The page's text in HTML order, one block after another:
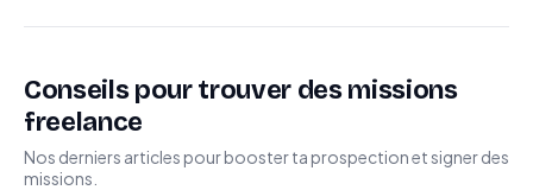
Conseils pour trouver des missions
freelance
Nos derniers articles pour booster ta prospection et signer des
missions.